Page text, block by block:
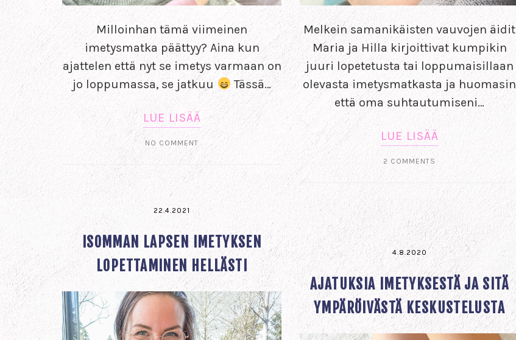
Milloinhan tämä viimeinen
imetysmatka päättyy? Aina kun
ajattelen että nyt se imetys varmaan on
jo loppumassa, se jatkuu
Tässä…
LUE LISÄÄ
NO COMMENT
Melkein samanikäisten vauvojen äidit
Maria ja Hilla kirjoittivat kumpikin
juuri lopetetusta tai loppumaisillaan
olevasta imetysmatkasta ja huomasin
että oma suhtautumiseni…
LUE LISÄÄ
2 COMMENTS
22.4.2021
ISOMMAN LAPSEN IMETYKSEN
LOPETTAMINEN HELLÄSTI
4.8.2020
AJATUKSIA IMETYKSESTÄ JA SITÄ
YMPÄRÖIVÄSTÄ KESKUSTELUSTA